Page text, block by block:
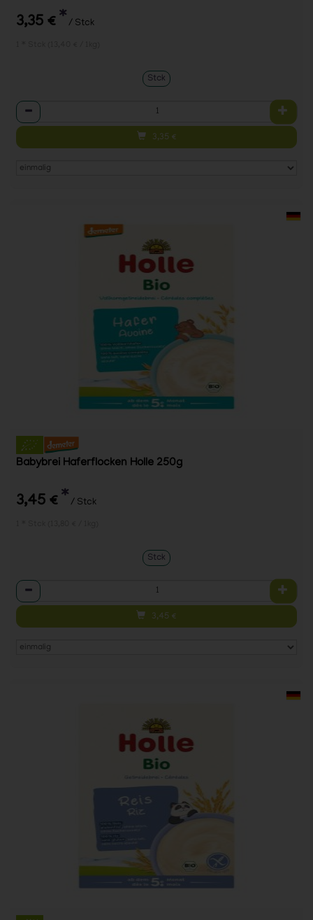
3,35 € * / Stck
Stck
Anzahl
3,35 €
Babybrei Haferflocken Holle 250g
3,45 € * / Stck
Stck
Anzahl
3,45 €